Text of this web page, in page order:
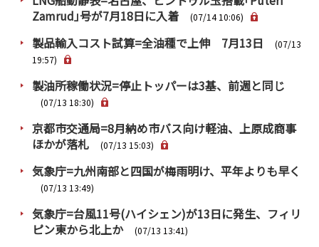
Zamrud｣号が7月18日に入着
(07/14 10:06)
製品輸入コスト試算=全油種で上伸 7月13日
(07/13
19:57)
製油所稼働状況=停止トッパーは3基、前週と同じ
(07/13 18:30)
京都市交通局=8月納め市バス向け軽油、上原成商事
ほかが落札
(07/13 15:03)
気象庁=九州南部と四国が梅雨明け、平年よりも早く
(07/13 13:49)
気象庁=台風11号(ハイシェン)が13日に発生、フィリ
ピン東から北上か
(07/13 13:41)